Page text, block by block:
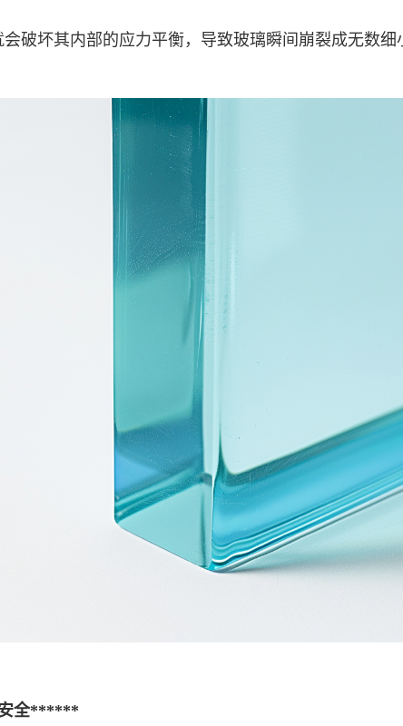
破坏其内部的应力平衡，导致玻璃瞬间崩裂成无数
全******